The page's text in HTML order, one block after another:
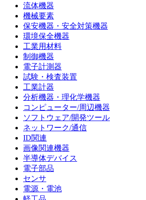
流体機器
機械要素
保安機器・安全対策機器
環境保全機器
工業用材料
制御機器
電子計測器
試験・検査装置
工業計器
分析機器・理化学機器
コンピューター/周辺機器
ソフトウェア/開発ツール
ネットワーク/通信
ID関連
画像関連機器
半導体デバイス
電子部品
センサ
電源・電池